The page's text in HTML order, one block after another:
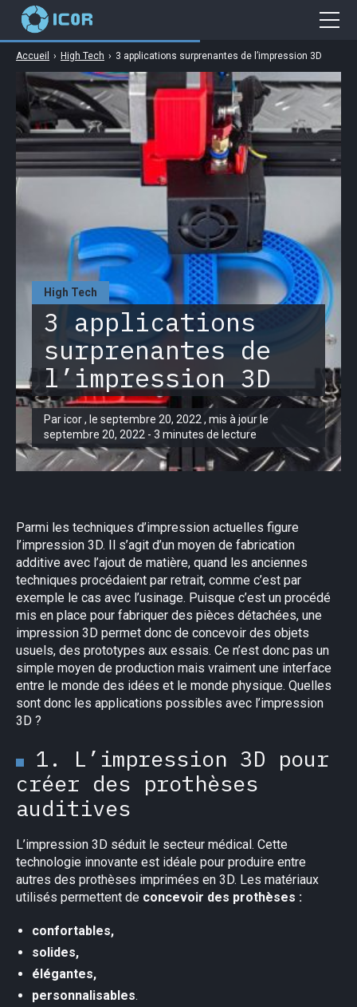
High Tech
3 applications
surprenantes de
l’impression 3D
Par icor , le septembre 20, 2022 , mis à jour le
septembre 20, 2022 - 3 minutes de lecture
Accueil › High Tech › 3 applications surprenantes de l’impression 3D
Parmi les techniques d’impression actuelles figure
l’impression 3D. Il s’agit d’un moyen de fabrication
additive avec l’ajout de matière, quand les anciennes
techniques procédaient par retrait, comme c’est par
exemple le cas avec l’usinage. Puisque c’est un procédé
mis en place pour fabriquer des pièces détachées, une
impression 3D permet donc de concevoir des objets
usuels, des prototypes aux essais. Ce n’est donc pas un
simple moyen de production mais vraiment une interface
entre le monde des idées et le monde physique. Quelles
sont donc les applications possibles avec l’impression
3D ?
1. L’impression 3D pour
créer des prothèses
auditives
L’impression 3D séduit le secteur médical. Cette
technologie innovante est idéale pour produire entre
autres des prothèses imprimées en 3D. Les matériaux
utilisés permettent de concevoir des prothèses :
confortables,
solides,
élégantes,
personnalisables.
Cybersécurité
Gaming
Web
Business
High Tech